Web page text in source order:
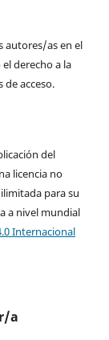
autores/as en el
derecho a la
acceso.
del
licencia no
para su
a nivel mundial
Internacional
a